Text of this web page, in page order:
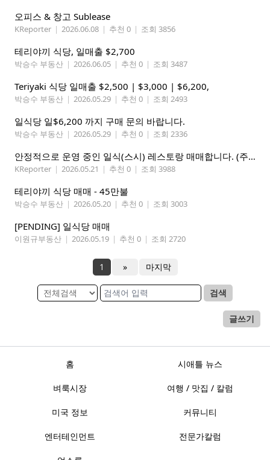
오피스 & 창고 Sublease
KReporter | 2026.06.08 | 추천 0 | 조회 3856
테리야끼 식당, 일매출 $2,700
박승수 부동산 | 2026.06.05 | 추천 0 | 조회 3487
Teriyaki 식당 일매출 $2,500 | $3,000 | $6,200,
박승수 부동산 | 2026.05.29 | 추천 0 | 조회 2493
일식당 일$6,200 까지 구매 문의 바랍니다.
박승수 부동산 | 2026.05.29 | 추천 0 | 조회 2336
안정적으로 운영 중인 일식(스시) 레스토랑 매매합니다. (주인없는 가게)
KReporter | 2026.05.21 | 추천 0 | 조회 3988
테리야끼 식당 매매 - 45만불
박승수 부동산 | 2026.05.20 | 추천 0 | 조회 3003
[PENDING] 일식당 매매
이원규부동산 | 2026.05.19 | 추천 0 | 조회 2720
1 » 마지막
검색
글쓰기
홈 시애틀 뉴스
벼룩시장 여행 / 맛집 / 칼럼
미국 정보 커뮤니티
엔터테인먼트 전문가칼럼